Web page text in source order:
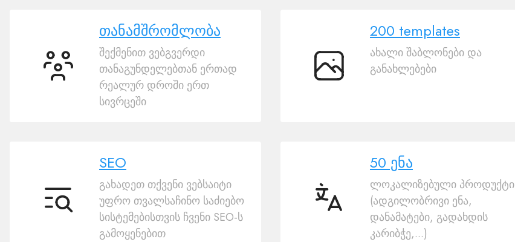
თანამშრომლობა
თანამშრომლობა
შექმენით ვებგვერდი
თანაგუნდელებთან ერთად
რეალურ დროში ერთ
სივრცეში
200
200 templates
ახალი შაბლონები და
განახლებები
SEO
SEO
გახადეთ თქვენი ვებსაიტი
უფრო თვალსაჩინო საძიებო
სისტემებისთვის ჩვენი SEO-ს
გამოყენებით
50
50 ენა
ლოკალიზებული პროდუქტი
(ადგილობრივი ენა,
დანამატები, გადახდის
კარიბჭე,...)